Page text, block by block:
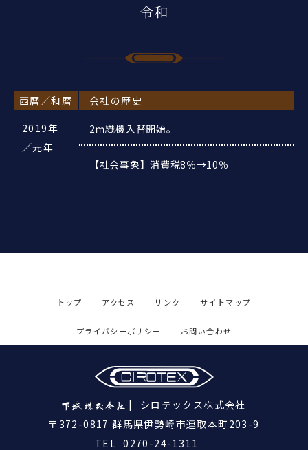
令和
西暦／和暦
会社の歴史
2019年
／元年
2ｍ織機入替開始。
【社会事象】消費税8％→10％
トップ アクセス リンク サイトマップ
プライバシーポリシー お問い合わせ
シロテックス株式会社
〒372-0817 群馬県伊勢崎市連取本町203-9
TEL
0270-24-1311